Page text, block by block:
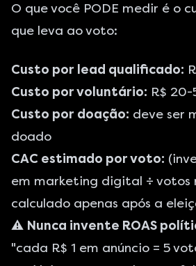
O que você PODE medir é o
que leva ao voto:
Custo por lead qualificado:
Custo por voluntário: R$ 20-
Custo por doação: deve ser
doado
CAC estimado por voto:
em marketing digital ÷ votos
calculado apenas após a
⚠️ Nunca invente ROAS
"cada R$ 1 em anúncio = 5